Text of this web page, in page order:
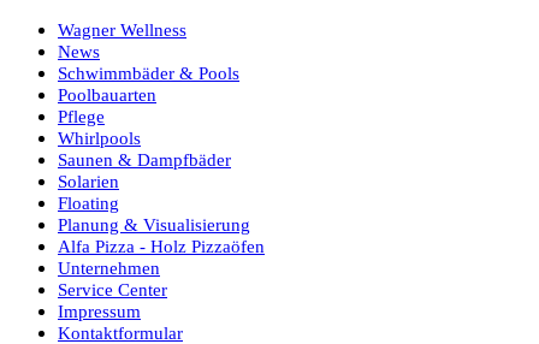
Wagner Wellness
News
Schwimmbäder & Pools
Poolbauarten
Pflege
Whirlpools
Saunen & Dampfbäder
Solarien
Floating
Planung & Visualisierung
Alfa Pizza - Holz Pizzaöfen
Unternehmen
Service Center
Impressum
Kontaktformular